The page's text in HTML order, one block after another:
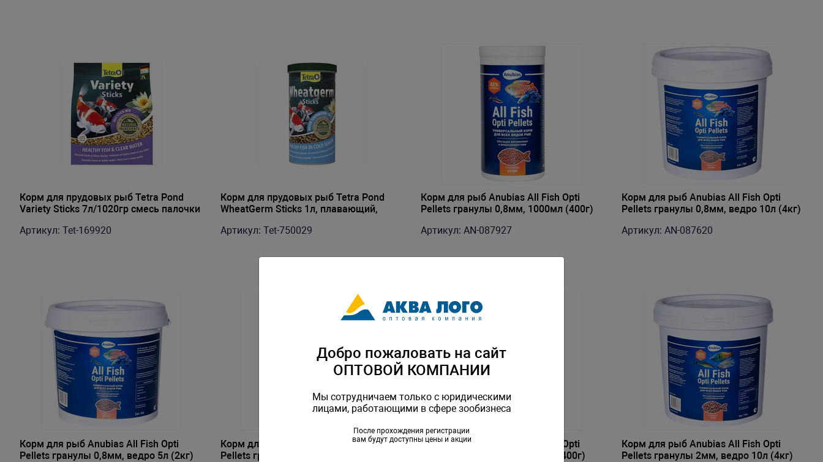
Корм для прудовых рыб Tetra Pond
Variety Sticks 7л/1020гр смесь палочки
Артикул: Tet-169920
Корм для прудовых рыб Tetra Pond
WheatGerm Sticks 1л, плавающий,
Артикул: Tet-750029
Корм для рыб Anubias All Fish Opti
Pellets гранулы 0,8мм, 1000мл (400г)
Артикул: AN-087927
Корм для рыб Anubias All Fish Opti
Pellets гранулы 0,8мм, ведро 10л (4кг)
Артикул: AN-087620
Корм для рыб Anubias All Fish Opti
Pellets гранулы 0,8мм, ведро 5л (2кг)
Корм для рыб Anubias All Fish Opti
Pellets гранулы 0,8мм, мешок 10кг
Корм для рыб Anubias All Fish Opti
Pellets гранулы 2мм, 1000мл (400г)
Корм для рыб Anubias All Fish Opti
Pellets гранулы 2мм, ведро 10л (4кг)
Добро пожаловать на сайт
ОПТОВОЙ КОМПАНИИ
Мы сотрудничаем только с юридическими
лицами, работающими в сфере зообизнеса
После прохождения регистрации
вам будут доступны цены и акции